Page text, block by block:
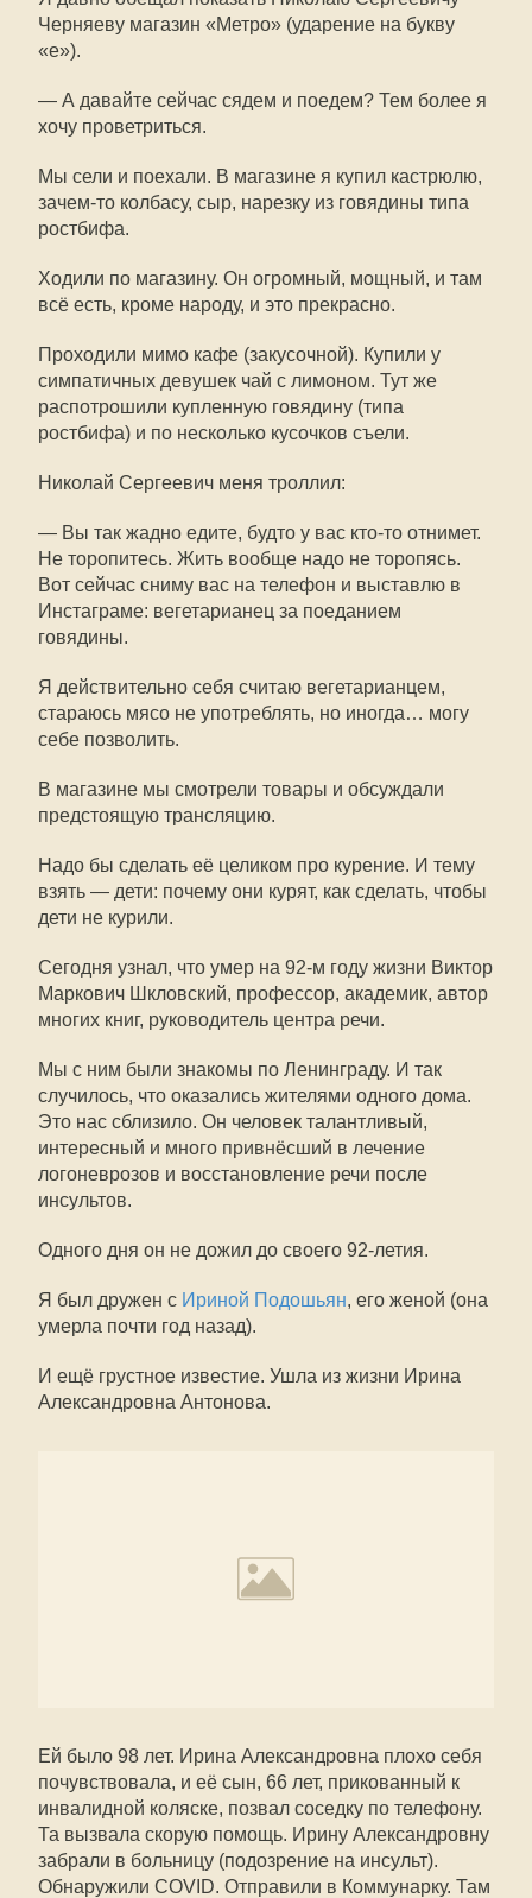
Черняеву магазин «Метро» (ударение на букву
«е»).
— А давайте сейчас сядем и поедем? Тем более я
хочу проветриться.
Мы сели и поехали. В магазине я купил кастрюлю,
зачем-то колбасу, сыр, нарезку из говядины типа
ростбифа.
Ходили по магазину. Он огромный, мощный, и там
всё есть, кроме народу, и это прекрасно.
Проходили мимо кафе (закусочной). Купили у
симпатичных девушек чай с лимоном. Тут же
распотрошили купленную говядину (типа
ростбифа) и по несколько кусочков съели.
Николай Сергеевич меня троллил:
— Вы так жадно едите, будто у вас кто-то отнимет.
Не торопитесь. Жить вообще надо не торопясь.
Вот сейчас сниму вас на телефон и выставлю в
Инстаграме: вегетарианец за поеданием
говядины.
Я действительно себя считаю вегетарианцем,
стараюсь мясо не употреблять, но иногда… могу
себе позволить.
В магазине мы смотрели товары и обсуждали
предстоящую трансляцию.
Надо бы сделать её целиком про курение. И тему
взять — дети: почему они курят, как сделать, чтобы
дети не курили.
Сегодня узнал, что умер на 92-м году жизни Виктор
Маркович Шкловский, профессор, академик, автор
многих книг, руководитель центра речи.
Мы с ним были знакомы по Ленинграду. И так
случилось, что оказались жителями одного дома.
Это нас сблизило. Он человек талантливый,
интересный и много привнёсший в лечение
логоневрозов и восстановление речи после
инсультов.
Одного дня он не дожил до своего 92-летия.
Я был дружен с Ириной Подошьян, его женой (она
умерла почти год назад).
И ещё грустное известие. Ушла из жизни Ирина
Александровна Антонова.
Ей было 98 лет. Ирина Александровна плохо себя
почувствовала, и её сын, 66 лет, прикованный к
инвалидной коляске, позвал соседку по телефону.
Та вызвала скорую помощь. Ирину Александровну
забрали в больницу (подозрение на инсульт).
Обнаружили COVID. Отправили в Коммунарку. Там